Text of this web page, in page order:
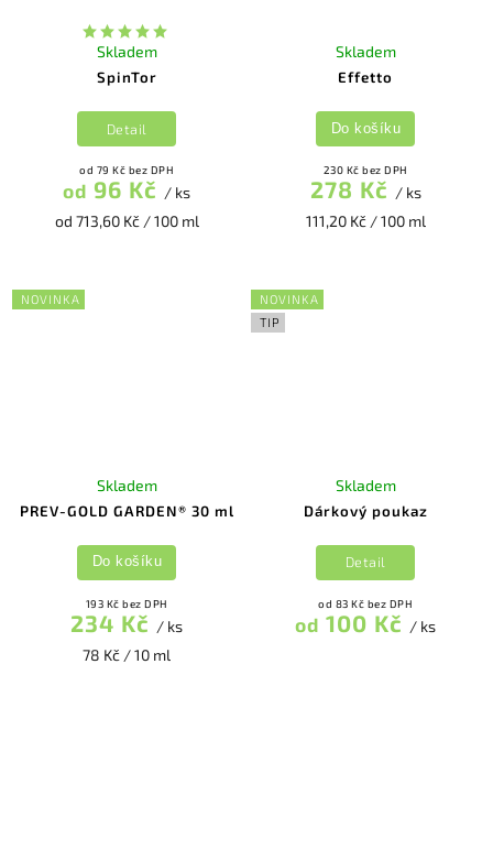
SpinTor
Skladem
od 79 Kč bez DPH
od 96 Kč / ks
od 713,60 Kč / 100 ml
Detail
Effetto
Skladem
230 Kč bez DPH
278 Kč / ks
111,20 Kč / 100 ml
Do košíku
NOVINKA
PREV-GOLD GARDEN® 30 ml
Skladem
193 Kč bez DPH
234 Kč / ks
78 Kč / 10 ml
Do košíku
NOVINKA
TIP
Dárkový poukaz
Skladem
od 83 Kč bez DPH
od 100 Kč / ks
Detail